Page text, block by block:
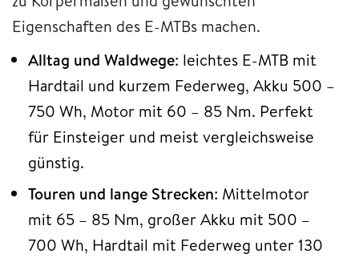
Eigenschaften des E-MTBs machen.
Alltag und Waldwege: leichtes E-MTB mit
Hardtail und kurzem Federweg, Akku 500 –
750 Wh, Motor mit 60 – 85 Nm. Perfekt
für Einsteiger und meist vergleichsweise
günstig.
Touren und lange Strecken: Mittelmotor
mit 65 – 85 Nm, großer Akku mit 500 –
700 Wh, Hardtail mit Federweg unter 130